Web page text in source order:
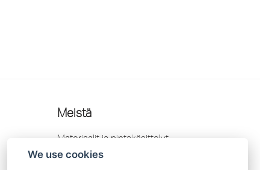
Meistä
Materiaalit ja pintakäsittelyt
Jälleenmyyjät
We use cookies